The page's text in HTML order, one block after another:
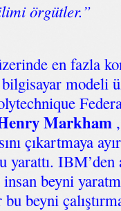
örgütler.”
en fazla
modeli
Markham
çıkartmaya
yarattı. IBM’den
beyni
beyni